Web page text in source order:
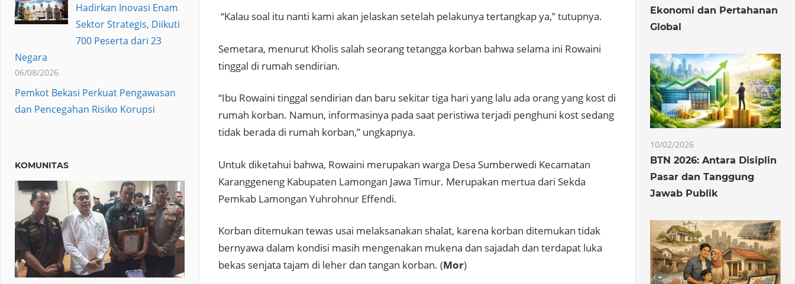
“Kalau soal itu nanti kami akan jelaskan setelah pelakunya tertangkap ya,” tutupnya.
Semetara, menurut Kholis salah seorang tetangga korban bahwa selama ini Rowaini
tinggal di rumah sendirian.
“Ibu Rowaini tinggal sendirian dan baru sekitar tiga hari yang lalu ada orang yang kost di
rumah korban. Namun, informasinya pada saat peristiwa terjadi penghuni kost sedang
tidak berada di rumah korban,” ungkapnya.
Untuk diketahui bahwa, Rowaini merupakan warga Desa Sumberwedi Kecamatan
Karanggeneng Kabupaten Lamongan Jawa Timur. Merupakan mertua dari Sekda
Pemkab Lamongan Yuhrohnur Effendi.
Korban ditemukan tewas usai melaksanakan shalat, karena korban ditemukan tidak
bernyawa dalam kondisi masih mengenakan mukena dan sajadah dan terdapat luka
bekas senjata tajam di leher dan tangan korban. (Mor)
Hadirkan Inovasi Enam
Sektor Strategis, Diikuti
700 Peserta dari 23
Negara
06/08/2026
Pemkot Bekasi Perkuat Pengawasan
dan Pencegahan Risiko Korupsi
KOMUNITAS
Ekonomi dan Pertahanan
Global
10/02/2026
BTN 2026: Antara Disiplin
Pasar dan Tanggung
Jawab Publik